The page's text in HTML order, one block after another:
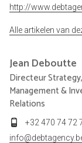
http://
Alle artikelen van
Jean Deboutte
Directeur
Management &
Relations
+32 470 74 72